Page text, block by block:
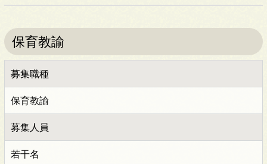
保育教諭
募集職種
保育教諭
募集人員
若干名